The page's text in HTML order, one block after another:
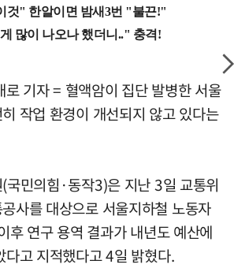
기자 = 혈액암이 집단 발병한 서울
작업 환경이 개선되지 않고 있다는
국민의힘·동작3)은 지난 3일 교통위
사를 대상으로 서울지하철 노동자
후 연구 용역 결과가 내년도 예산에
다고 지적했다고 4일 밝혔다.